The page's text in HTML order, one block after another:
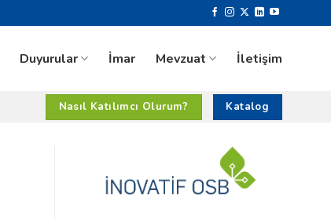
Duyurular İmar Mevzuat İletişim
Nasıl Katılımcı Olurum? Katalog